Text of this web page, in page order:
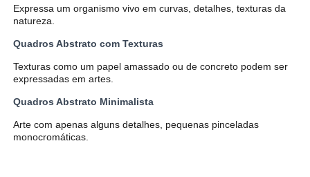
Expressa um organismo vivo em curvas, detalhes, texturas da
natureza.
Quadros Abstrato com Texturas
Texturas como um papel amassado ou de concreto podem ser
expressadas em artes.
Quadros Abstrato Minimalista
Arte com apenas alguns detalhes, pequenas pinceladas
monocromáticas.